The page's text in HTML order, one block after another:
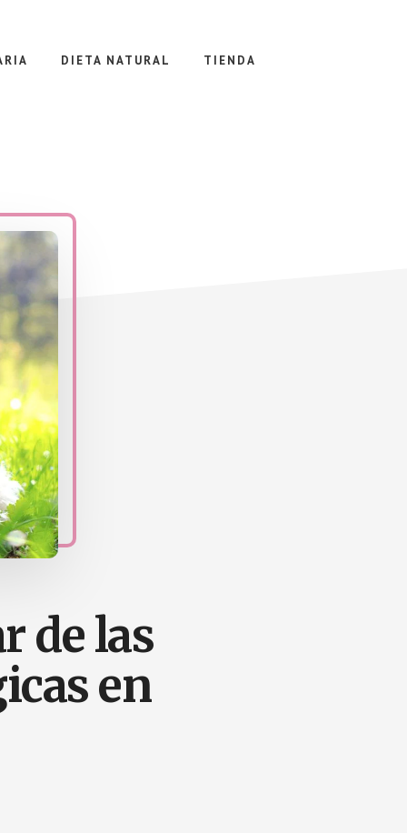
DIETA NATURAL TIENDA
de las
en